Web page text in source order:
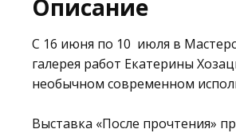
Описание
С 16 июня по 10 июля в
галерея работ Екатерины
необычном современном
Выставка «После прочтения»